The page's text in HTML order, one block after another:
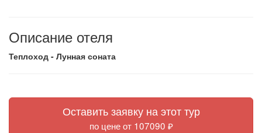
Описание отеля
Теплоход - Лунная соната
Оставить заявку на этот тур
по цене от 107090 ₽